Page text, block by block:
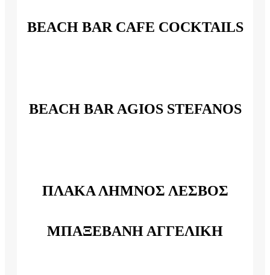
BEACH BAR CAFE COCKTAILS
BEACH BAR AGIOS STEFANOS
ΠΛΑΚΑ ΛΗΜΝΟΣ ΛΕΣΒΟΣ
ΜΠΑΞΕΒΑΝΗ ΑΓΓΕΛΙΚΗ